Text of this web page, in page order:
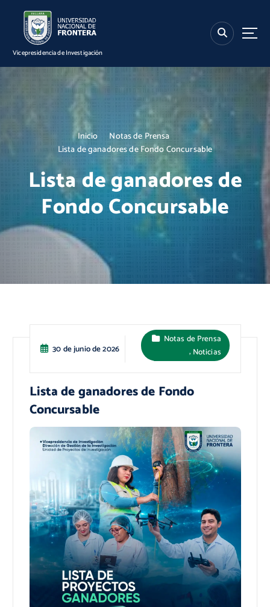
Vicepresidencia de Investigación
Inicio
Notas de Prensa
Lista de ganadores de Fondo Concursable
Lista de ganadores de
Fondo Concursable
30 de junio de 2026
Notas de Prensa
, Noticias
Lista de ganadores de Fondo
Concursable